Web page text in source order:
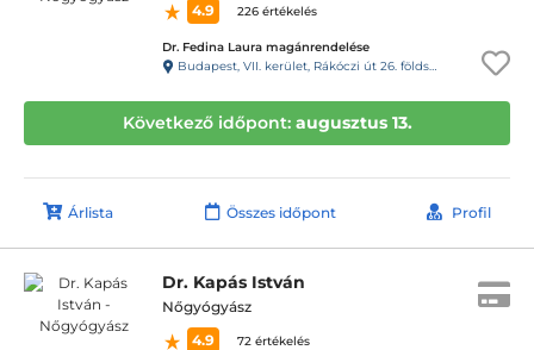
4.9
226 értékelés
Dr. Fedina Laura magánrendelése
Budapest, VII. kerület, Rákóczi út 26. földszint 2/a, kapucsengő: 5
Következő időpont: augusztus 13.
Árlista Összes időpont Profil
Dr. Kapás István
Nőgyógyász
4.9
72 értékelés